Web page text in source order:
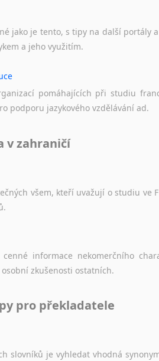
jako je tento, s tipy na další portály a
a jeho využitím.
pomáhajících při studiu
podporu jazykového vzdělávání ad.
v zahraničí
všem, kteří uvažují o studiu ve
cenné informace nekomerčního
osobní zkušenosti ostatních.
pro překladatele
slovníků je vyhledat vhodná